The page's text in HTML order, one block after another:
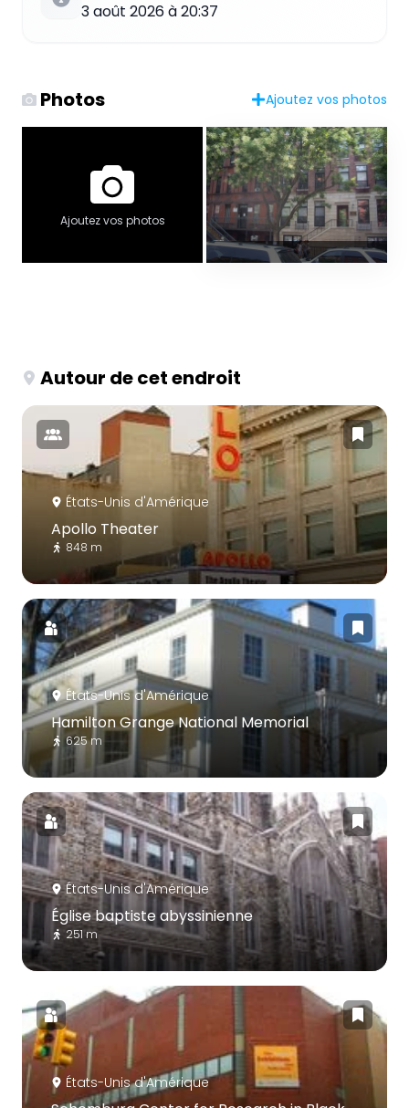
3 août 2026 à 20:37
Photos Ajoutez vos photos
Ajoutez vos photos
Autour de cet endroit
États-Unis d'Amérique
Apollo Theater
848 m
États-Unis d'Amérique
Hamilton Grange National Memorial
625 m
États-Unis d'Amérique
Église baptiste abyssinienne
251 m
États-Unis d'Amérique